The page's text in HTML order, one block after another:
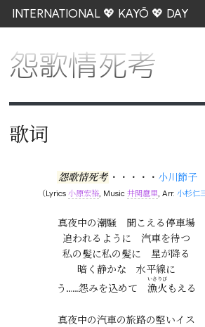
INTERNATIONAL 💖 KAYŌ 💖 DAY
怨歌情死考
歌词
怨歌情死考 ・・・・・ 小川節子
（Lyrics小原宏裕, Music井関麿里, Arr.小杉仁
真夜中の潮騒　聞こえる停車場
追われるように　汽車を待つ
私の髪に私の髪に　星が降る
暗く静かな　水平線に
う……怨みを込めて 漁火
いさりび
真夜中の汽車の旅路の堅いイス